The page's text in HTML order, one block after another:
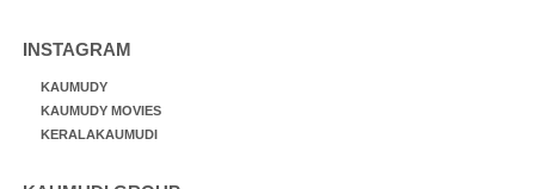
INSTAGRAM
KAUMUDY
KAUMUDY MOVIES
KERALAKAUMUDI